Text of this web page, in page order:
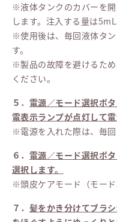
※液体タンクのカバーを
します。注入する量は
※使用後は、毎回液体タ
す。
※製品の故障を避けるた
ください。
５． 電源／モード選択ボ
電表示ランプが点灯して電
※電源を入れた際は、毎回
６． 電源／モード選択ボ
選択します。
※頭皮ケアモード（モード
７． 髪をかき分けてブラ